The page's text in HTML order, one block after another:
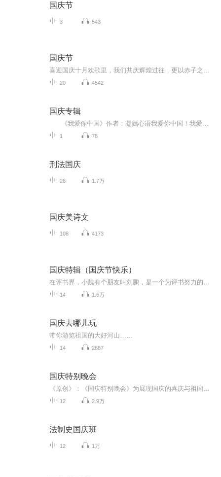
国庆节
3 543
国庆节
20 4542
国庆专辑
1 78
刑法国庆
26 1.7万
国庆美诗文
108 4173
国庆特辑（国庆节快乐）
14 1.6万
国庆去哪儿玩
带你游览祖国的大好河山……
14 2687
国庆特别晚会
12 2.9万
法制史国庆班
12 1万